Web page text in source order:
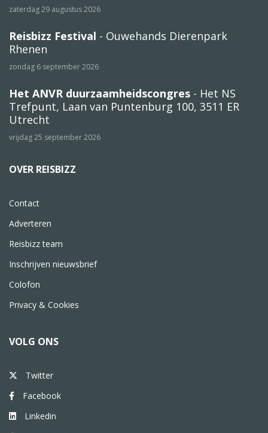
zaterdag 29 augustus 2026
Reisbizz Festival - Ouwehands Dierenpark
Rhenen
zondag 6 september 2026
Het ANVR duurzaamheidscongres - Het NS
Trefpunt, Laan van Puntenburg 100, 3511 ER
Utrecht
vrijdag 25 september 2026
OVER REISBIZZ
Contact
Adverteren
Reisbizz team
Inschrijven nieuwsbrief
Colofon
Privacy & Cookies
VOLG ONS
Twitter
Facebook
Linkedin